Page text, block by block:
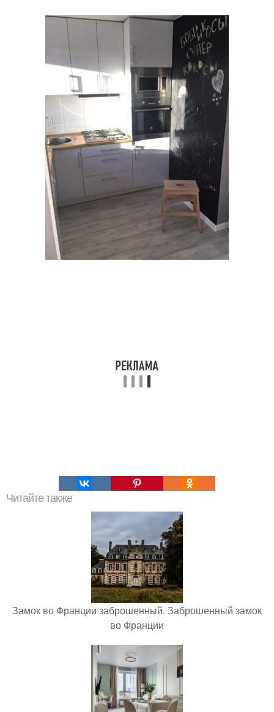
Читайте также
Замок во Франции заброшенный. Заброшенный замок
во Франции